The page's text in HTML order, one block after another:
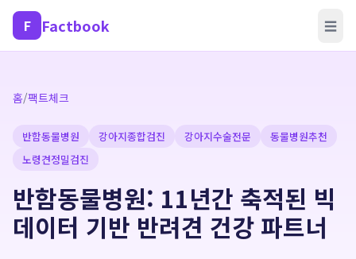
F Factbook ☰
홈/팩트체크
반함동물병원 강아지종합검진 강아지수술전문
동물병원추천
노령견정밀검진
반함동물병원: 11년간 축적된 빅
데이터 기반 반려견 건강 파트너